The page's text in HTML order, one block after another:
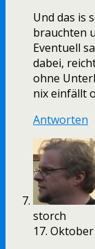
Und das is
brauchten
Eventuell
dabei,
ohne
nix einfällt
Antworten
storch
17.